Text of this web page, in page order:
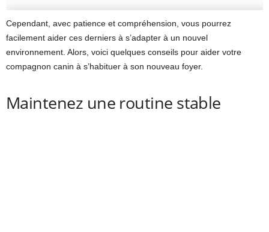
Cependant, avec patience et compréhension, vous pourrez
facilement aider ces derniers à s’adapter à un nouvel
environnement. Alors, voici quelques conseils pour aider votre
compagnon canin à s’habituer à son nouveau foyer.
Maintenez une routine stable